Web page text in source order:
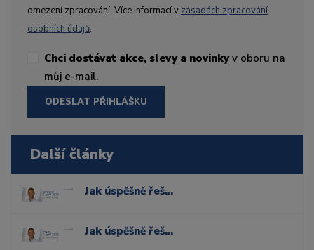
omezení zpracování. Více informací v zásadách zpracování
osobních údajů.
Chci dostávat akce, slevy a novinkyv oboru na
můj e-mail.
ODESLAT PŘIHLÁŠKU
Další články
Jak úspěšně řešit komplexní případy bělení zubů
Jak úspěšně řešit komplexní případy bělení zubů